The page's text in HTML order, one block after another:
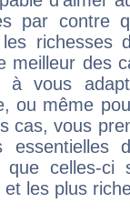
par contre
richesses
meilleur des
à vous
ou même
cas, vous
que celles-
et les plus